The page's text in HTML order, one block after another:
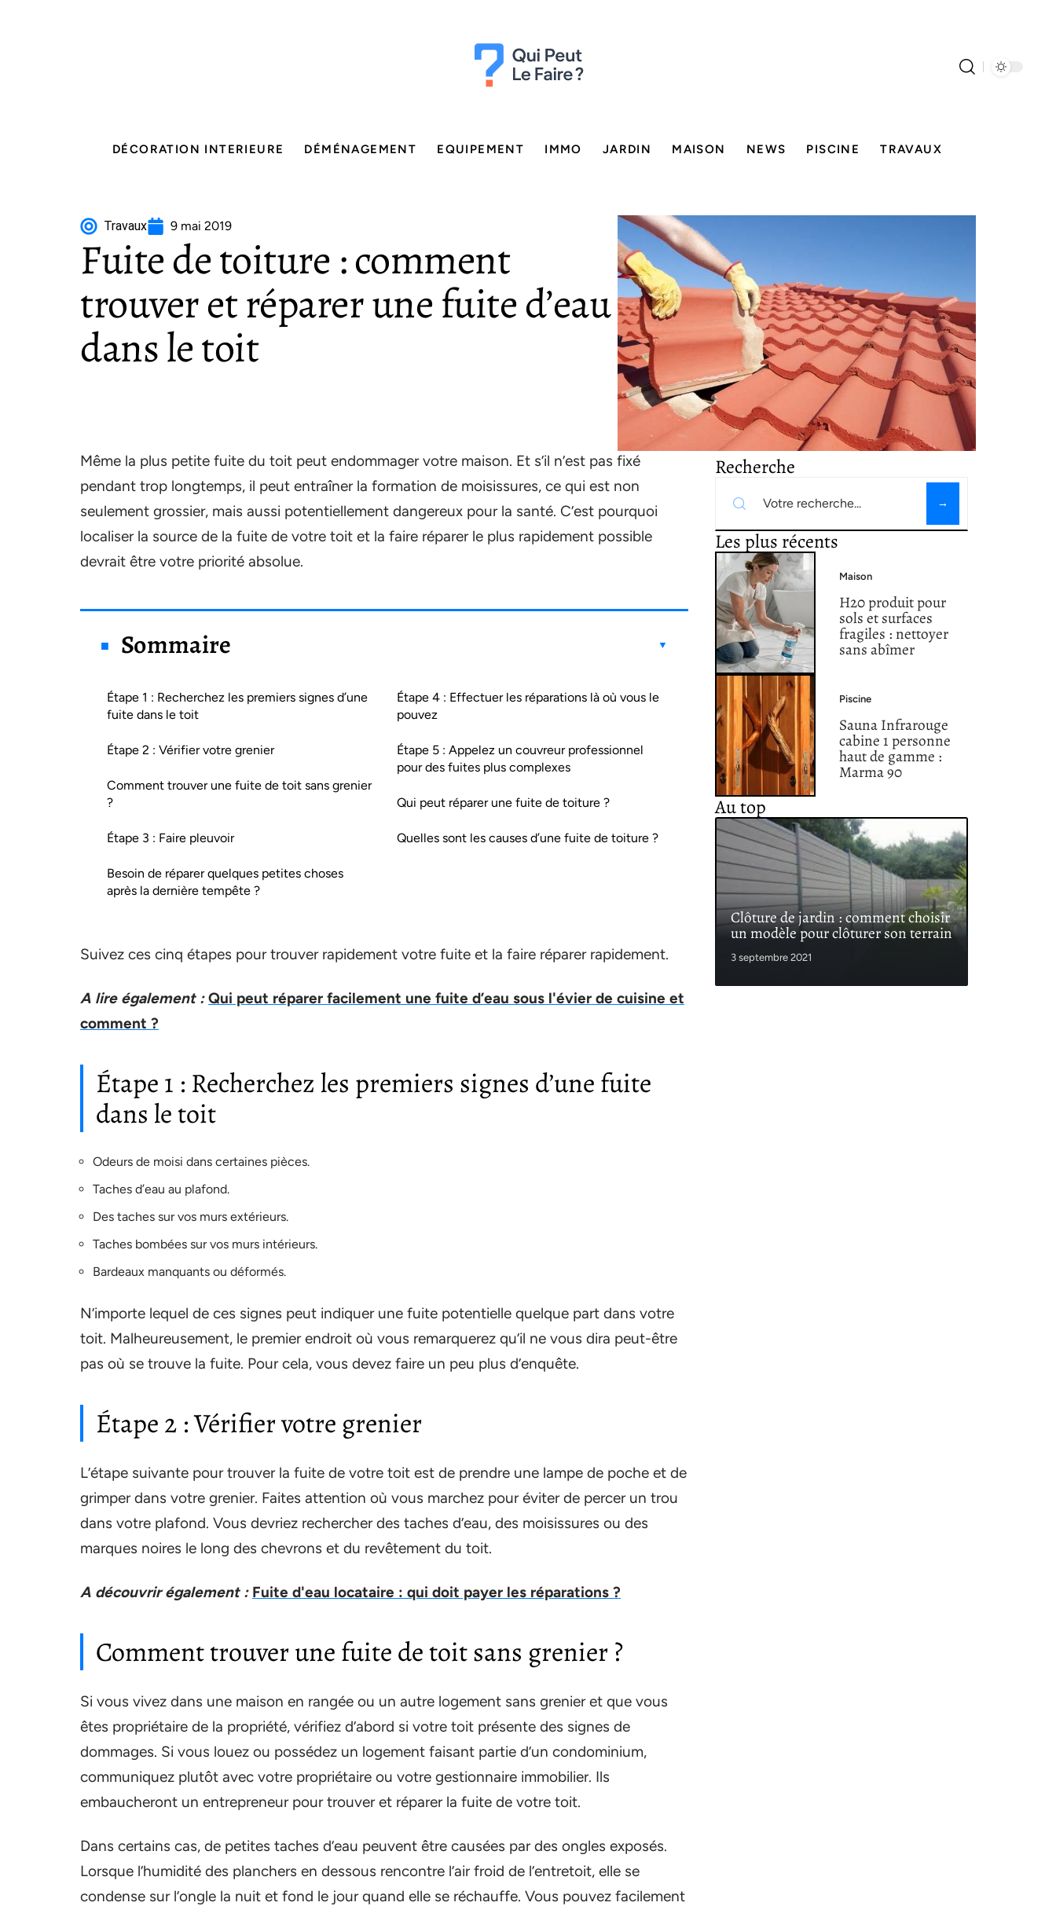
DÉCORATION INTERIEURE DÉMÉNAGEMENT EQUIPEMENT IMMO JARDIN MAISON NEWS PISCINE TRAVAUX
Travaux 9 mai 2019
Fuite de toiture : comment
trouver et réparer une fuite d’eau
dans le toit
Même la plus petite fuite du toit peut endommager votre maison. Et s’il n’est pas fixé
pendant trop longtemps, il peut entraîner la formation de moisissures, ce qui est non
seulement grossier, mais aussi potentiellement dangereux pour la santé. C’est pourquoi
localiser la source de la fuite de votre toit et la faire réparer le plus rapidement possible
devrait être votre priorité absolue.
Sommaire
Étape 1 : Recherchez les premiers signes d’une
fuite dans le toit
Étape 2 : Vérifier votre grenier
Comment trouver une fuite de toit sans grenier
?
Étape 3 : Faire pleuvoir
Besoin de réparer quelques petites choses
après la dernière tempête ?
Étape 4 : Effectuer les réparations là où vous le
pouvez
Étape 5 : Appelez un couvreur professionnel
pour des fuites plus complexes
Qui peut réparer une fuite de toiture ?
Quelles sont les causes d’une fuite de toiture ?
Suivez ces cinq étapes pour trouver rapidement votre fuite et la faire réparer rapidement.
A lire également : Qui peut réparer facilement une fuite d’eau sous l'évier de cuisine et
comment ?
Étape 1 : Recherchez les premiers signes d’une fuite
dans le toit
Odeurs de moisi dans certaines pièces.
Taches d’eau au plafond.
Des taches sur vos murs extérieurs.
Taches bombées sur vos murs intérieurs.
Bardeaux manquants ou déformés.
N’importe lequel de ces signes peut indiquer une fuite potentielle quelque part dans votre
toit. Malheureusement, le premier endroit où vous remarquerez qu’il ne vous dira peut-être
pas où se trouve la fuite. Pour cela, vous devez faire un peu plus d’enquête.
Étape 2 : Vérifier votre grenier
L’étape suivante pour trouver la fuite de votre toit est de prendre une lampe de poche et de
grimper dans votre grenier. Faites attention où vous marchez pour éviter de percer un trou
dans votre plafond. Vous devriez rechercher des taches d’eau, des moisissures ou des
marques noires le long des chevrons et du revêtement du toit.
A découvrir également : Fuite d'eau locataire : qui doit payer les réparations ?
Comment trouver une fuite de toit sans grenier ?
Si vous vivez dans une maison en rangée ou un autre logement sans grenier et que vous
êtes propriétaire de la propriété, vérifiez d’abord si votre toit présente des signes de
dommages. Si vous louez ou possédez un logement faisant partie d’un condominium,
communiquez plutôt avec votre propriétaire ou votre gestionnaire immobilier. Ils
embaucheront un entrepreneur pour trouver et réparer la fuite de votre toit.
Dans certains cas, de petites taches d’eau peuvent être causées par des ongles exposés.
Lorsque l’humidité des planchers en dessous rencontre l’air froid de l’entretoit, elle se
condense sur l’ongle la nuit et fond le jour quand elle se réchauffe. Vous pouvez facilement
Recherche
Les plus récents
Maison
H20 produit pour
sols et surfaces
fragiles : nettoyer
sans abîmer
Piscine
Sauna Infrarouge
cabine 1 personne
haut de gamme :
Marma 90
Au top
Clôture de jardin : comment choisir
un modèle pour clôturer son terrain
3 septembre 2021